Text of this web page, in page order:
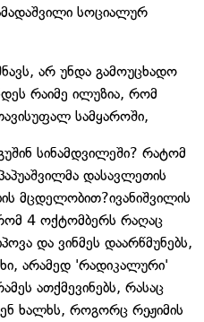
სოციალურ
არ უნდა გამოუცხადო
რაიმე ილუზია, რომ
სამყაროში,
სინამდვილეში? რატომ
დასავლეთის
მცდელობით?ივანიშვილის
4 ოქტომბერს რაღაც
და ვინმეს დაარწმუნებს,
არამედ 'რადიკალური'
ათქმევინებს, რასაც
ხალხს, როგორც რეჟიმის